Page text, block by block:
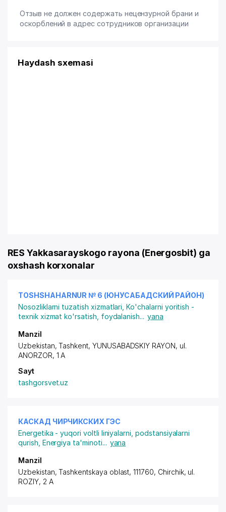
Отзыв не должен содержать нецензурной брани и
оскорблений в адрес сотрудников организации
Haydash sxemasi
RES Yakkasarayskogo rayona (Energosbit) ga
oxshash korxonalar
TOSHSHAHARNUR № 6 (ЮНУСАБАДСКИЙ РАЙОН)
Nosozliklarni tuzatish xizmatlari ,Ko'chalarni yoritish -
texnik xizmat ko'rsatish, foydalanish... yana
Manzil
Uzbekistan, Tashkent, YUNUSABADSKIY RAYON, ul.
ANORZOR, 1 A
Sayt
tashgorsvet.uz
КАСКАД ЧИРЧИКСКИХ ГЭС
Energetika - yuqori voltli liniyalarni, podstansiyalarni
qurish Energiya ta'minoti... yana
Manzil
Uzbekistan, Tashkentskaya oblast, 111760, Chirchik, ul.
ROZIY, 2 A